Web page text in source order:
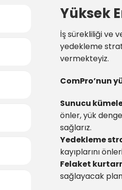
Yüksek
İş sürekliliği ve
yedekleme
vermekteyiz.
ComPro’nun
Sunucu
önler, yük
sağlarız.
Yedekleme
kayıplarını
Felaket
sağlayacak